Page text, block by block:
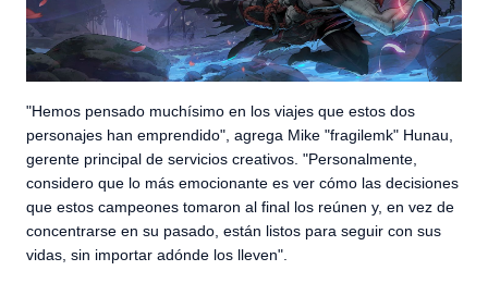
"Hemos pensado muchísimo en los viajes que estos dos
personajes han emprendido", agrega Mike "fragilemk" Hunau,
gerente principal de servicios creativos. "Personalmente,
considero que lo más emocionante es ver cómo las decisiones
que estos campeones tomaron al final los reúnen y, en vez de
concentrarse en su pasado, están listos para seguir con sus
vidas, sin importar adónde los lleven".